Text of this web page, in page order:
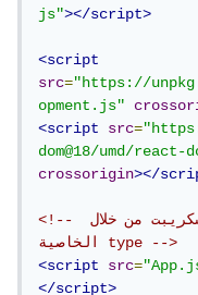
js"></script>
<script
src="https://
opment.js"
<script
src=
dom@18/umd/
crossorigin></
<!-- يجب أن نحدد نوع ملف جافاسكريبت من خلال
الخاصية type -->
<script
src=
</script>